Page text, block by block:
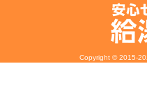
Copyright © 2015-